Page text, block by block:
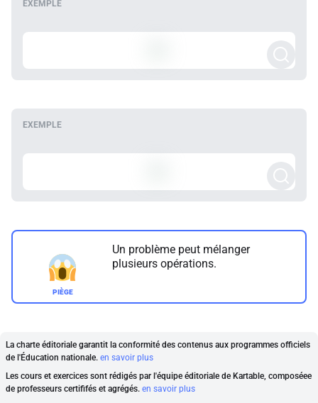
Un problème peut mélanger
plusieurs opérations.
La charte éditoriale garantit la conformité des contenus aux programmes officiels
de l'Éducation nationale. en savoir plus
Les cours et exercices sont rédigés par l'équipe éditoriale de Kartable, composéee
de professeurs certififés et agrégés. en savoir plus